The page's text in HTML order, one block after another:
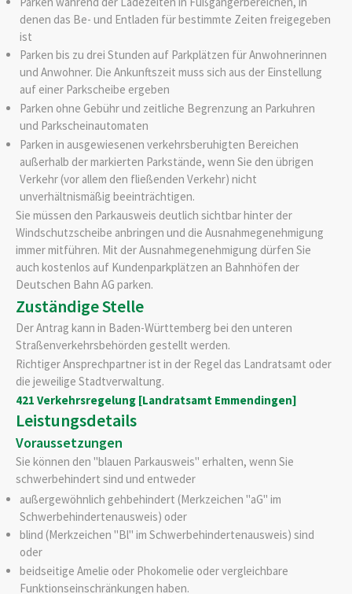
denen das Be- und Entladen für bestimmte Zeiten freigegeben
ist
Parken bis zu drei Stunden auf Parkplätzen für Anwohnerinnen
und Anwohner. Die Ankunftszeit muss sich aus der Einstellung
auf einer Parkscheibe ergeben
Parken ohne Gebühr und zeitliche Begrenzung an Parkuhren
und Parkscheinautomaten
Parken in ausgewiesenen verkehrsberuhigten Bereichen
außerhalb der markierten Parkstände, wenn Sie den übrigen
Verkehr (vor allem den fließenden Verkehr) nicht
unverhältnismäßig beeinträchtigen.
Sie müssen den Parkausweis deutlich sichtbar hinter der
Windschutzscheibe anbringen und die Ausnahmegenehmigung
immer mitführen. Mit der Ausnahmegenehmigung dürfen Sie
auch kostenlos auf Kundenparkplätzen an Bahnhöfen der
Deutschen Bahn AG parken.
Zuständige Stelle
Der Antrag kann in Baden-Württemberg bei den unteren
Straßenverkehrsbehörden gestellt werden.
Richtiger Ansprechpartner ist in der Regel das Landratsamt oder
die jeweilige Stadtverwaltung.
421 Verkehrsregelung [Landratsamt Emmendingen]
Leistungsdetails
Voraussetzungen
Sie können den "blauen Parkausweis" erhalten, wenn Sie
schwerbehindert sind und entweder
außergewöhnlich gehbehindert (Merkzeichen "aG" im
Schwerbehindertenausweis) oder
blind (Merkzeichen "Bl" im Schwerbehindertenausweis) sind
oder
beidseitige Amelie oder Phokomelie oder vergleichbare
Funktionseinschränkungen haben.